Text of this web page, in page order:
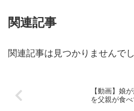
関連記事
関連記事は見つかりませんでし
【動画】娘
を父親が食